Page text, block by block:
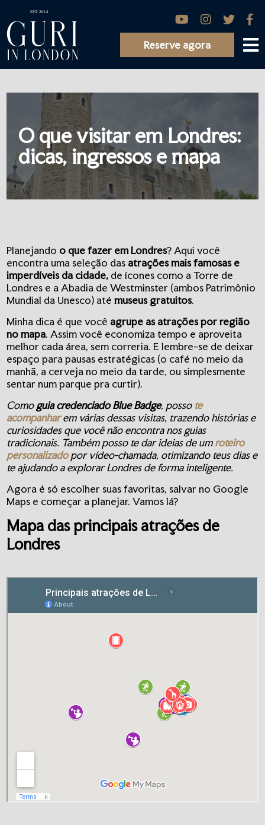
Reserve agora
O que visitar em Londres:
dicas, ingressos e mapa
Planejando o que fazer em Londres? Aqui você
encontra uma seleção das atrações mais famosas e
imperdíveis da cidade, de ícones como a Torre de
Londres e a Abadia de Westminster (ambos Patrimônio
Mundial da Unesco) atémuseus gratuitos.
Minha dica é que você agrupe as atrações por região
no mapa. Assim você economiza tempo e aproveita
melhor cada área, sem correria. E lembre-se de deixar
espaço para pausas estratégicas (o café no meio da
manhã, a cerveja no meio da tarde, ou simplesmente
sentar num parque pra curtir).
Comoguia credenciado Blue Badge, posso te
acompanharem várias dessas visitas, trazendo histórias e
curiosidades que você não encontra nos guias
tradicionais. Também posso te dar ideias de umroteiro
personalizadopor vídeo-chamada, otimizando teus dias e
te ajudando a explorar Londres de forma inteligente.
Agora é só escolher suas favoritas, salvar no Google
Maps e começar a planejar. Vamos lá?
Mapa das principais atrações de
Londres